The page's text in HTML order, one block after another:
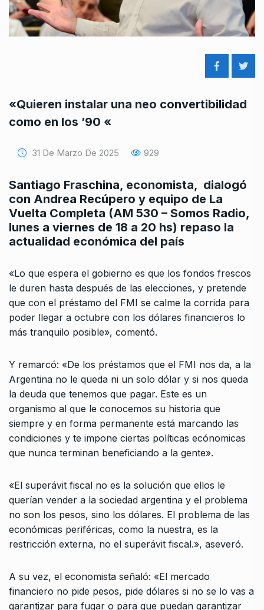
«Quieren instalar una neo convertibilidad
como en los ’90 «
31 De Marzo De 2025 929
Santiago Fraschina, economista, dialogó
con Andrea Recúpero y equipo de La
Vuelta Completa (AM 530 – Somos Radio,
lunes a viernes de 18 a 20 hs) repaso la
actualidad económica del país
«Lo que espera el gobierno es que los fondos frescos
le duren hasta después de las elecciones, y pretende
que con el préstamo del FMI se calme la corrida para
poder llegar a octubre con los dólares financieros lo
más tranquilo posible», comentó.
Y remarcó: «De los préstamos que el FMI nos da, a la
Argentina no le queda ni un solo dólar y si nos queda
la deuda que tenemos que pagar. Este es un
organismo al que le conocemos su historia que
siempre y en forma permanente está marcando las
condiciones y te impone ciertas políticas ecónomicas
que nunca terminan beneficiando a la gente».
«El superávit fiscal no es la solución que ellos le
querían vender a la sociedad argentina y el problema
no son los pesos, sino los dólares. El problema de las
económicas periféricas, como la nuestra, es la
restricción externa, no el superávit fiscal.», aseveró.
A su vez, el economista señaló: «El mercado
financiero no pide pesos, pide dólares si no se lo vas a
garantizar para fugar o para que puedan garantizar